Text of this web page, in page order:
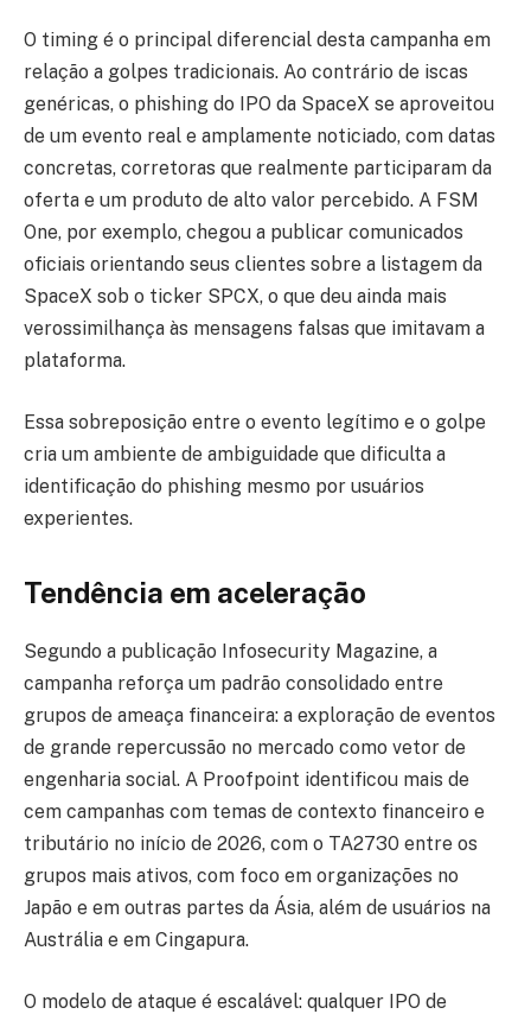
O timing é o principal diferencial desta campanha em
relação a golpes tradicionais. Ao contrário de iscas
genéricas, o phishing do IPO da SpaceX se aproveitou
de um evento real e amplamente noticiado, com datas
concretas, corretoras que realmente participaram da
oferta e um produto de alto valor percebido. A FSM
One, por exemplo, chegou a publicar comunicados
oficiais orientando seus clientes sobre a listagem da
SpaceX sob o ticker SPCX, o que deu ainda mais
verossimilhança às mensagens falsas que imitavam a
plataforma.
Essa sobreposição entre o evento legítimo e o golpe
cria um ambiente de ambiguidade que dificulta a
identificação do phishing mesmo por usuários
experientes.
Tendência em aceleração
Segundo a publicação Infosecurity Magazine, a
campanha reforça um padrão consolidado entre
grupos de ameaça financeira: a exploração de eventos
de grande repercussão no mercado como vetor de
engenharia social. A Proofpoint identificou mais de
cem campanhas com temas de contexto financeiro e
tributário no início de 2026, com o TA2730 entre os
grupos mais ativos, com foco em organizações no
Japão e em outras partes da Ásia, além de usuários na
Austrália e em Cingapura.
O modelo de ataque é escalável: qualquer IPO de